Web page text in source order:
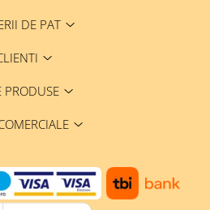
DE PAT
PRODUSE